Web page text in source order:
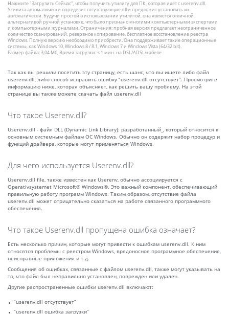
Нажмите"Загрузить Сейчас", чтобы получить утилиту для ПК, которая идет с userenv.dll.
Утилита автоматически определит отсутствующие dll и предложит установить их
автоматически. Будучи простой в использовании утилитой, она является отличной
альтернативой ручной установке, что было признано многими компьютерными экспертами
и компьютерными журналами. Ограничения: пробная версия предлагает неограниченное
количество сканирований, резервное копирование, бесплатное восстановление реестра
Windows. Полную версию необходимо приобрести. Она поддерживает такие операционные
системы, как Windows 10, Windows 8 / 8.1, Windows 7 и Windows Vista (64/32 bit).
Размер файла: 3,04 Мб, Время загрузки: < 1 мин. на DSL/ADSL/кабеле
Так как вы решили посетить эту страницу, есть шанс, что вы ищете либо файл
userenv.dll, либо способ исправить ошибку “userenv.dll отсутствует”. Просмотрите
информацию ниже, которая объясняет, как решить вашу проблему. На этой
странице вы также можете скачать файл userenv.dll
Что такое Userenv.dll?
Userenv.dll - файл DLL (Dynamic Link Library): разработанный_, который относится к
основным системным файлам ОС Windows. Обычно он содержит набор процедур и
функций драйвера, которые могут применяться Windows.
Для чего используется Userenv.dll?
Userenv.dll file, также известен как Userenv, обычно ассоциируется с
Operativsystemet Microsoft® Windows®. Это важный компонент, обеспечивающий
правильную работу программ Windows. Таким образом, отсутствие файла
userenv.dll может отрицательно сказаться на работе связанного программного
обеспечения.
Что такое Userenv.dll пропущена ошибка означает?
Есть несколько причин, которые могут привести к ошибкам userenv.dll. К ним
относятся проблемы с реестром Windows, вредоносное программное обеспечение,
неисправные приложения и т.д.
Сообщения об ошибках, связанные с файлом userenv.dll, также могут указывать на
то, что файл был неправильно установлен, поврежден или удален.
Другие распространенные ошибки userenv.dll включают:
“userenv.dll отсутствует”
“userenv.dll ошибка загрузки”